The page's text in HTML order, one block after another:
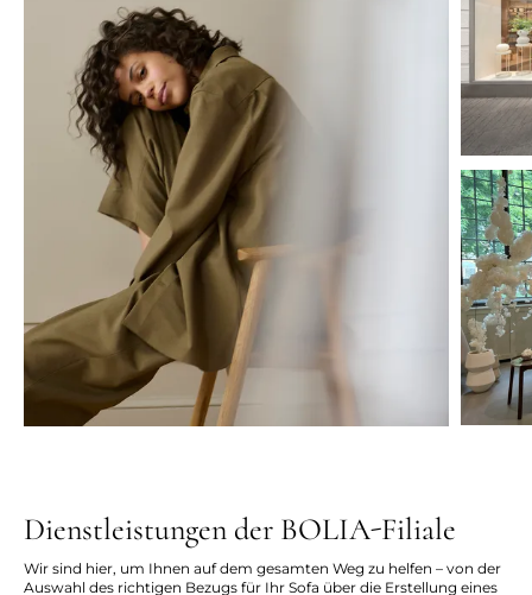
Dienstleistungen der BOLIA-Filiale
Wir sind hier, um Ihnen auf dem gesamten Weg zu helfen – von der
Auswahl des richtigen Bezugs für Ihr Sofa über die Erstellung eines